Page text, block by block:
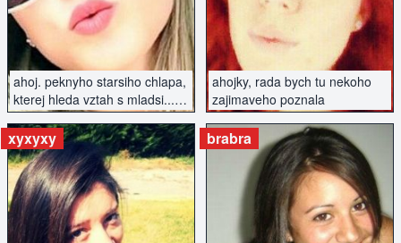
ahoj. peknyho starsiho chlapa,
kterej hleda vztah s mladsi...
najdu tu?
ahojky, rada bych tu nekoho
zajimaveho poznala
xyxyxy
ZOBRAZIT INZERÁT
brabra
ZOBRAZIT INZERÁT